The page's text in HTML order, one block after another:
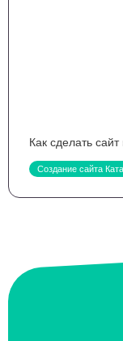
Как сделать
Создание сайта